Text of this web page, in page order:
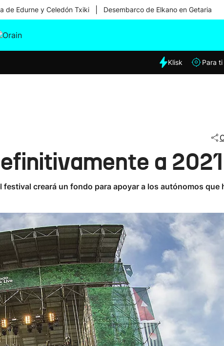
de Edurne y Celedón Txiki Desembarco de Elkano en Getaria
Klisk Para ti
a 2021
creará un fondo para apoyar a los autónomos que